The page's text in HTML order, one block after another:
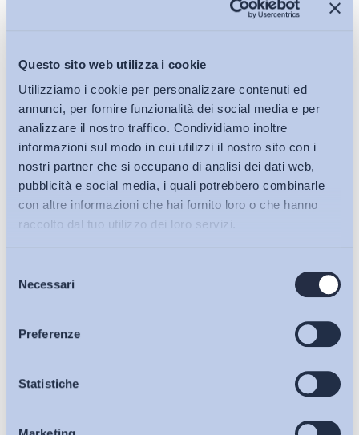
Questo sito web utilizza i cookie
Utilizziamo i cookie per personalizzare contenuti ed
annunci, per fornire funzionalità dei social media e per
analizzare il nostro traffico. Condividiamo inoltre
informazioni sul modo in cui utilizzi il nostro sito con i
nostri partner che si occupano di analisi dei dati web,
pubblicità e social media, i quali potrebbero combinarle
con altre informazioni che hai fornito loro o che hanno
raccolto dal tuo utilizzo dei loro servizi.
delNecessari
Preferenze
Statistiche
Bollettini ADAPT
Articoli
Osservatori
preferenze delle persone, al fine di trovare nuovi punti
delle organizzazioni. A questo proposito, elevati tassi di
turnovere l’erosione della job tenurese non adeguatamente e
strategicamente affrontati possono rappresentare un costo
importante per le aziende, nonché un ostacolo al loro
sviluppo. Tuttavia, se da una parte è impossibile fermare il
cambiamento, che vede soprattutto i giovani alle prese con
continui cambi del proprio percorso professionale, dall’altra
parte, è possibile adottare un nuovo approccio per attrarre,
anche di dimensioni diverse, il proprio punto di
Per quanto riguarda la messa a terra di questo tipo di
azioni, come emerge dal report, le grandi aziende e le
grandi organizzazioni hanno in gran parte già colto le